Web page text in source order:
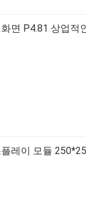
면 P4.81 상업적
레이 모듈